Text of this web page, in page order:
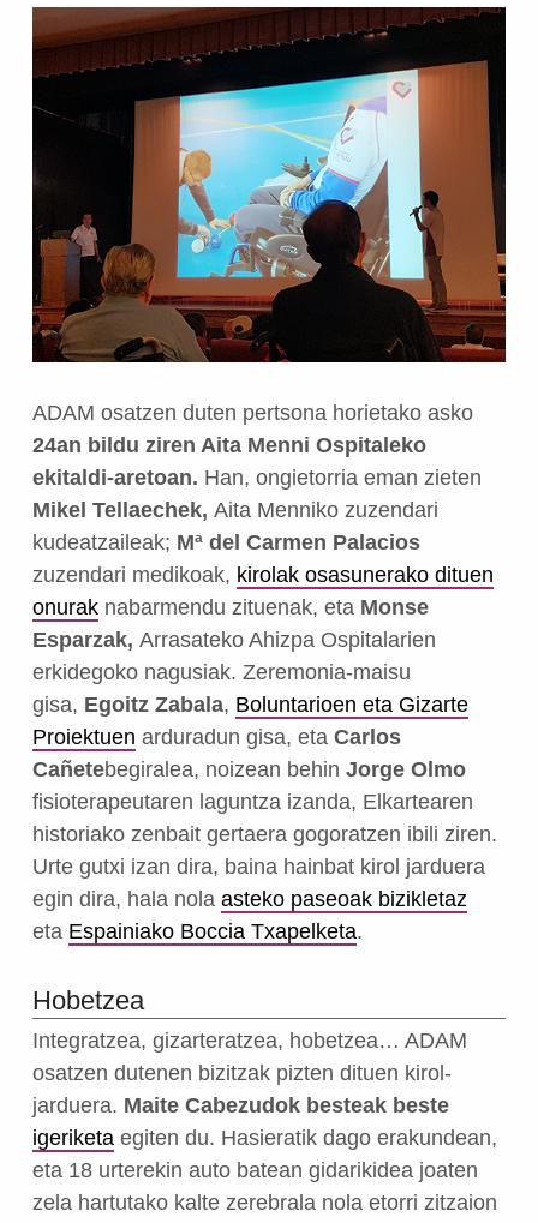
ADAM osatzen duten pertsona horietako asko
24an bildu ziren Aita Menni Ospitaleko
ekitaldi-aretoan. Han, ongietorria eman zieten
Mikel Tellaechek, Aita Menniko zuzendari
kudeatzaileak; Mª del Carmen Palacios
zuzendari medikoak, kirolak osasunerako dituen
onuraknabarmendu zituenak, eta Monse
Esparzak, Arrasateko Ahizpa Ospitalarien
erkidegoko nagusiak. Zeremonia-maisu
gisa, Egoitz Zabala, Boluntarioen eta Gizarte
Proiektuen arduradun gisa, eta Carlos
Cañetebegiralea, noizean behin Jorge Olmo
fisioterapeutaren laguntza izanda, Elkartearen
historiako zenbait gertaera gogoratzen ibili ziren.
Urte gutxi izan dira, baina hainbat kirol jarduera
egin dira, hala nola asteko paseoak bizikletaz
eta Espainiako Boccia Txapelketa.
Hobetzea
Integratzea, gizarteratzea, hobetzea… ADAM
osatzen dutenen bizitzak pizten dituen kirol-
jarduera. Maite Cabezudok besteak beste
igeriketaegiten du. Hasieratik dago erakundean,
eta 18 urterekin auto batean gidarikidea joaten
zela hartutako kalte zerebrala nola etorri zitzaion